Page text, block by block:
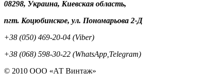
08298, Украина, Киевская область,
пгт. Коцюбинское, ул. Пономарьова 2-Д
+38 (050) 469-20-04 (Viber)
+38 (068) 598-30-22 (WhatsApp,Telegram)
© 2010 ООО «АТ Винтаж»